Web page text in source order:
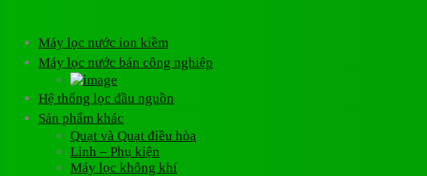
Máy lọc nước ion kiềm
Máy lọc nước bán công nghiệp
Hệ thống lọc đầu nguồn
Sản phẩm khác
Quạt và Quạt điều hòa
Linh – Phụ kiện
Máy lọc không khí